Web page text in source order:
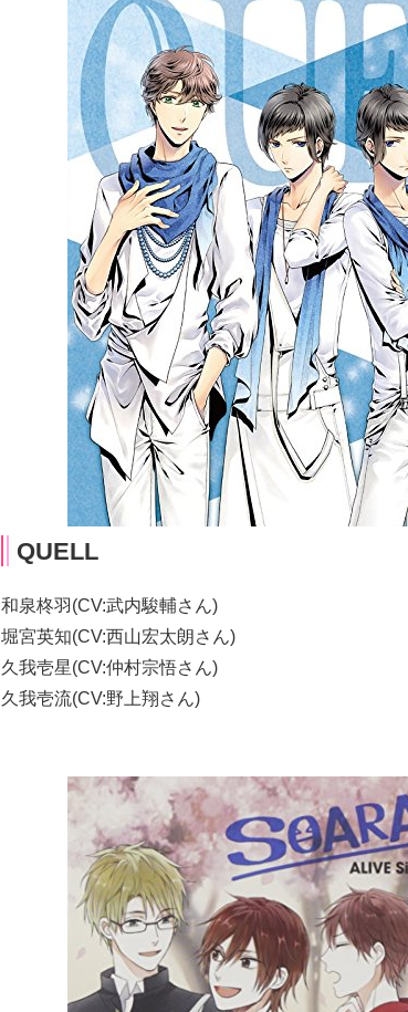
QUELL
和泉柊羽(CV:武内駿輔さん)
堀宮英知(CV:西山宏太朗さん)
久我壱星(CV:仲村宗悟さん)
久我壱流(CV:野上翔さん)